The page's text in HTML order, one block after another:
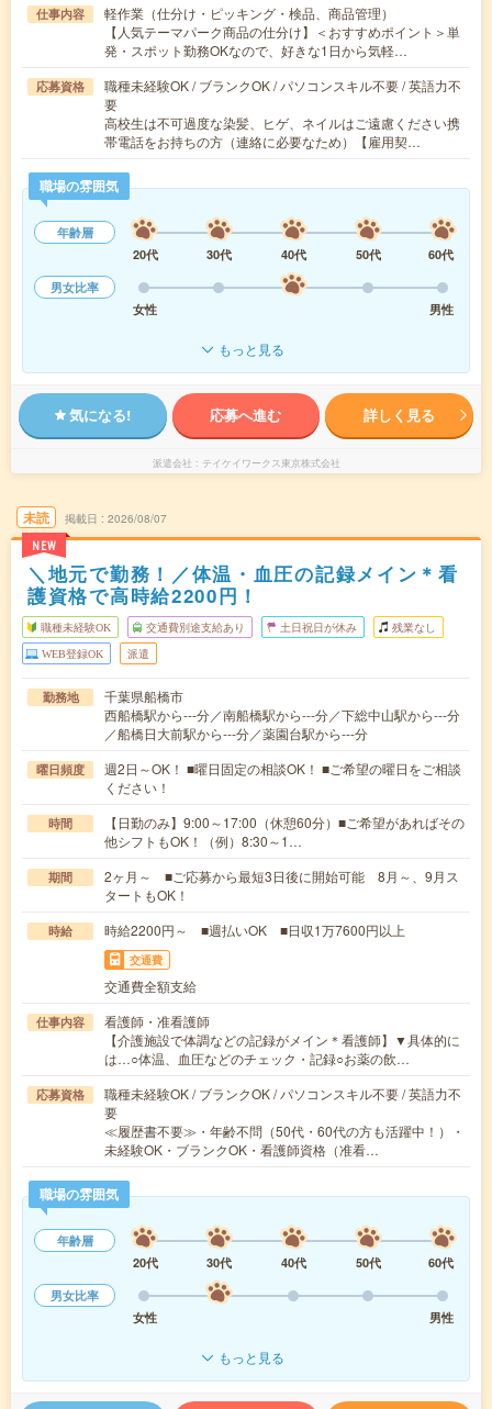
仕事内容
軽作業（仕分け・ピッキング・検品、商品管理）
【人気テーマパーク商品の仕分け】＜おすすめポイント＞単
発・スポット勤務OKなので、好きな1日から気軽…
応募資格
職種未経験OK / ブランクOK / パソコンスキル不要 / 英語力不
要
高校生は不可過度な染髪、ヒゲ、ネイルはご遠慮ください携
帯電話をお持ちの方（連絡に必要なため）【雇用契…
職場の雰囲気
年齢層
20代
30代 40代 50代
60代
男女比率
女性
男性
もっと見る
気になる! 応募へ進む 詳しく見る
派遣会社 テイケイワークス東京株式会社
未読
NEW
掲載日 2026/08/07
＼地元で勤務！／体温・血圧の記録メイン＊看
護資格で高時給2200円！
職種未経験OK 交通費別途支給あり 土日祝日が休み 残業なし
WEB登録OK 派遣
勤務地
千葉県船橋市
西船橋駅から---分／南船橋駅から---分／下総中山駅から---分
／船橋日大前駅から---分／薬園台駅から---分
曜日頻度
週2日～OK！ ■曜日固定の相談OK！ ■ご希望の曜日をご相談
ください！
時間
【日勤のみ】9:00～17:00（休憩60分）■ご希望があればその
他シフトもOK！（例）8:30～1…
期間
2ヶ月～ ■ご応募から最短3日後に開始可能 8月～、9月ス
タートもOK！
時給 時給2200円～ ■週払いOK ■日収1万7600円以上
交通費
交通費全額支給
仕事内容
看護師・准看護師
【介護施設で体調などの記録がメイン＊看護師】▼具体的に
は…○体温、血圧などのチェック・記録○お薬の飲…
応募資格
職種未経験OK / ブランクOK / パソコンスキル不要 / 英語力不
要
≪履歴書不要≫・年齢不問（50代・60代の方も活躍中！）・
未経験OK・ブランクOK・看護師資格（准看…
職場の雰囲気
年齢層
20代
30代 40代 50代
60代
男女比率
女性
男性
もっと見る